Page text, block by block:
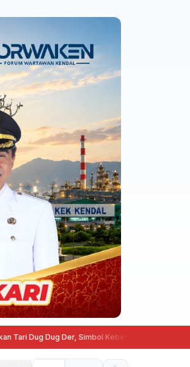
Dug Der, Simbol Kebersamaan Warga Semarang